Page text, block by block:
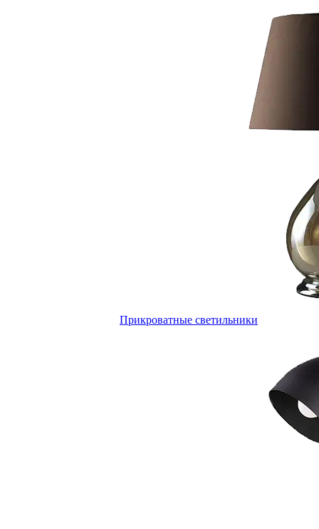
Прикроватные светильники